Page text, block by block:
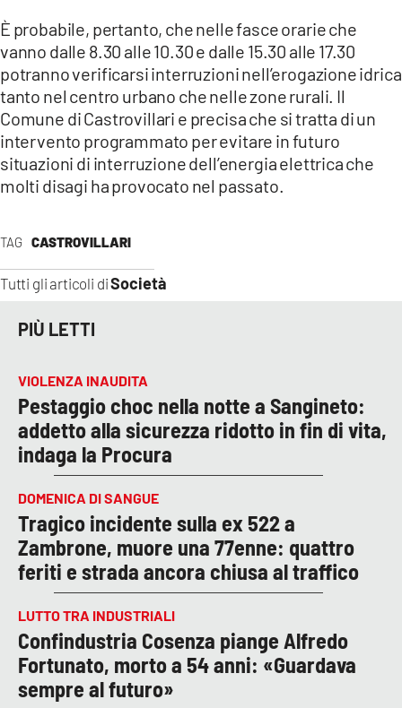
App
ANDROID
APPLE
TAG CASTROVILLARI
Tutti gli articoli diSocietà
È probabile, pertanto, che nelle fasce orarie che
vanno dalle 8.30 alle 10.30 e dalle 15.30 alle 17.30
potranno verificarsi interruzioni nell’erogazione idrica
tanto nel centro urbano che nelle zone rurali. Il
Comune di Castrovillari e precisa che si tratta di un
intervento programmato per evitare in futuro
situazioni di interruzione dell’energia elettrica che
molti disagi ha provocato nel passato.
PIÙ LETTI
VIOLENZA INAUDITA
Pestaggio choc nella notte a Sangineto:
addetto alla sicurezza ridotto in fin di vita,
indaga la Procura
DOMENICA DI SANGUE
Tragico incidente sulla ex 522 a
Zambrone, muore una 77enne: quattro
feriti e strada ancora chiusa al traffico
LUTTO TRA INDUSTRIALI
Confindustria Cosenza piange Alfredo
Fortunato, morto a 54 anni: «Guardava
sempre al futuro»